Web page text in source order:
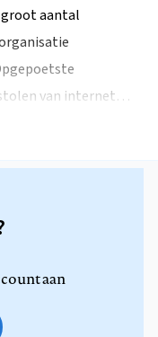
groot aantal
van internet…
aan